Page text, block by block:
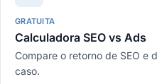
GRATUITA
Calculadora SEO vs Ads
Compare o retorno de SEO e
caso.